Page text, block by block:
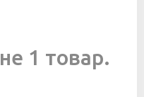
1 товар.